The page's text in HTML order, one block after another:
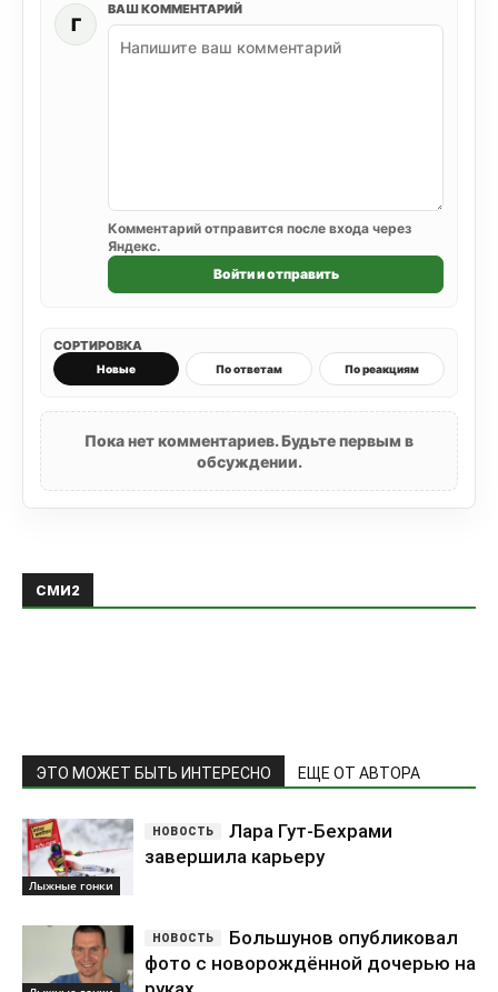
Г
ВАШ КОММЕНТАРИЙ
Комментарий отправится после входа через
Яндекс.
Войти и отправить
СОРТИРОВКА
Новые По ответам По реакциям
Пока нет комментариев. Будьте первым в
обсуждении.
СМИ2
ЭТО МОЖЕТ БЫТЬ ИНТЕРЕСНО ЕЩЕ ОТ АВТОРА
Лыжные гонки
Лара Гут-Бехрами
завершила карьеру
Большунов опубликовал
фото с новорождённой дочерью на